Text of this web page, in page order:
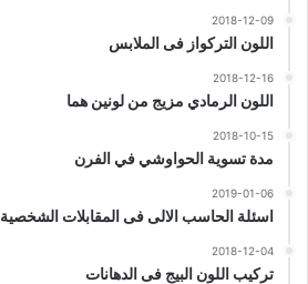
2018-12-09
اللون التركواز فى الملابس
2018-12-16
اللون الرمادي مزيج من لونين هما
2018-10-15
مدة تسوية الحواوشي في الفرن
2019-01-06
اسئلة الحاسب الالى فى المقابلات الشخصية
2018-12-04
تركيب اللون البيج فى الدهانات